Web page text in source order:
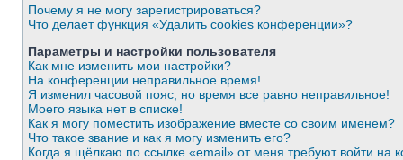
Почему я не могу зарегистрироваться?
Что делает функция «Удалить cookies конференции»?
Параметры и настройки пользователя
Как мне изменить мои настройки?
На конференции неправильное время!
Я изменил часовой пояс, но время все равно неправильное!
Моего языка нет в списке!
Как я могу поместить изображение вместе со своим именем?
Что такое звание и как я могу изменить его?
Когда я щёлкаю по ссылке «email» от меня требуют войти на